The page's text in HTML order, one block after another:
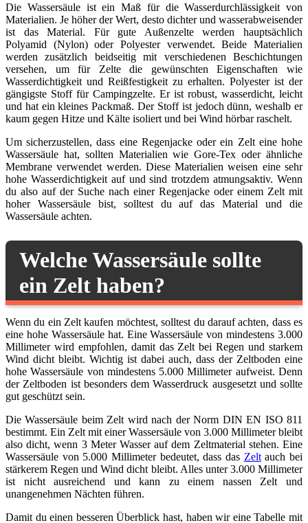
Die Wassersäule ist ein Maß für die Wasserdurchlässigkeit von
Materialien. Je höher der Wert, desto dichter und wasserabweisender
ist das Material. Für gute Außenzelte werden hauptsächlich
Polyamid (Nylon) oder Polyester verwendet. Beide Materialien
werden zusätzlich beidseitig mit verschiedenen Beschichtungen
versehen, um für Zelte die gewünschten Eigenschaften wie
Wasserdichtigkeit und Reißfestigkeit zu erhalten. Polyester ist der
gängigste Stoff für Campingzelte. Er ist robust, wasserdicht, leicht
und hat ein kleines Packmaß. Der Stoff ist jedoch dünn, weshalb er
kaum gegen Hitze und Kälte isoliert und bei Wind hörbar raschelt.
Um sicherzustellen, dass eine Regenjacke oder ein Zelt eine hohe
Wassersäule hat, sollten Materialien wie Gore-Tex oder ähnliche
Membrane verwendet werden. Diese Materialien weisen eine sehr
hohe Wasserdichtigkeit auf und sind trotzdem atmungsaktiv. Wenn
du also auf der Suche nach einer Regenjacke oder einem Zelt mit
hoher Wassersäule bist, solltest du auf das Material und die
Wassersäule achten.
Welche Wassersäule sollte
ein Zelt haben?
Wenn du ein Zelt kaufen möchtest, solltest du darauf achten, dass es
eine hohe Wassersäule hat. Eine Wassersäule von mindestens 3.000
Millimeter wird empfohlen, damit das Zelt bei Regen und starkem
Wind dicht bleibt. Wichtig ist dabei auch, dass der Zeltboden eine
hohe Wassersäule von mindestens 5.000 Millimeter aufweist. Denn
der Zeltboden ist besonders dem Wasserdruck ausgesetzt und sollte
gut geschützt sein.
Die Wassersäule beim Zelt wird nach der Norm DIN EN ISO 811
bestimmt. Ein Zelt mit einer Wassersäule von 3.000 Millimeter bleibt
also dicht, wenn 3 Meter Wasser auf dem Zeltmaterial stehen. Eine
Wassersäule von 5.000 Millimeter bedeutet, dass das Zeltauch bei
stärkerem Regen und Wind dicht bleibt. Alles unter 3.000 Millimeter
ist nicht ausreichend und kann zu einem nassen Zelt und
unangenehmen Nächten führen.
Damit du einen besseren Überblick hast, haben wir eine Tabelle mit